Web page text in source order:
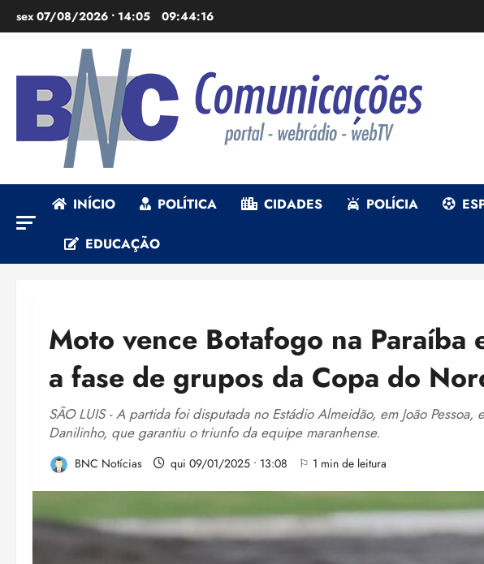
para
sex 07/08/2026 • 14:05 09:44:18
INÍCIO POLÍTICA CIDADES POLÍCIA
EDUCAÇÃO
Moto vence Botafogo na Paraíba
a fase de grupos da Copa do
SÃO LUIS - A partida foi disputada no Estádio Almeidão, em João
Danilinho, que garantiu o triunfo da equipe maranhense.
BNC Notícias qui 09/01/2025 • 13:08 ⚐ 1 min de leitura